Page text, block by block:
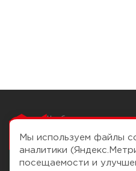
Чтобы вам легко
Мы используем файлы
аналитики
посещаемости и